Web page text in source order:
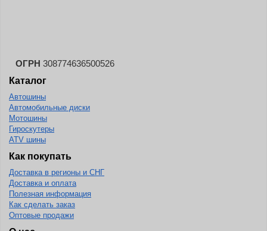
ОГРН 308774636500526
Каталог
Автошины
Автомобильные диски
Мотошины
Гироскутеры
ATV шины
Как покупать
Доставка в регионы и СНГ
Доставка и оплата
Полезная информация
Как сделать заказ
Оптовые продажи